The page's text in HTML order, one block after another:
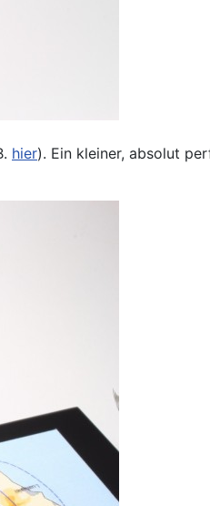
hier). Ein kleiner, absolut